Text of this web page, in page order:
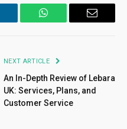
WhatsApp Email
NEXT ARTICLE
An In-Depth Review of Lebara
UK: Services, Plans, and
Customer Service